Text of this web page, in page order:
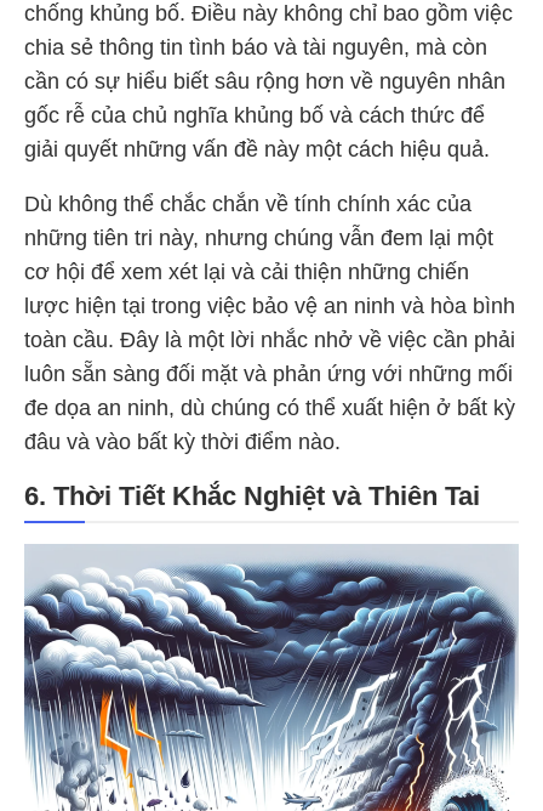
chống khủng bố. Điều này không chỉ bao gồm việc
chia sẻ thông tin tình báo và tài nguyên, mà còn
cần có sự hiểu biết sâu rộng hơn về nguyên nhân
gốc rễ của chủ nghĩa khủng bố và cách thức để
giải quyết những vấn đề này một cách hiệu quả.
Dù không thể chắc chắn về tính chính xác của
những tiên tri này, nhưng chúng vẫn đem lại một
cơ hội để xem xét lại và cải thiện những chiến
lược hiện tại trong việc bảo vệ an ninh và hòa bình
toàn cầu. Đây là một lời nhắc nhở về việc cần phải
luôn sẵn sàng đối mặt và phản ứng với những mối
đe dọa an ninh, dù chúng có thể xuất hiện ở bất kỳ
đâu và vào bất kỳ thời điểm nào.
6. Thời Tiết Khắc Nghiệt và Thiên Tai